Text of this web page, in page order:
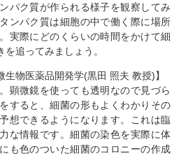
パク質が作られる様子を観察してみ
ンパク質は細胞の中で働く際に場所
実際にどのくらいの時間をかけて細
追ってみましょう。
物医薬品開発学(黒田 照夫 教授)】
顕微鏡を使っても透明なので見づら
すると、細菌の形もよくわかりその
想できるようになります。これは臨
な情報です。細菌の染色を実際に体
も色のついた細菌のコロニーの作成